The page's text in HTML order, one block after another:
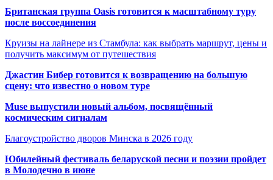
Британская группа Oasis готовится к масштабному туру
после воссоединения
Круизы на лайнере из Стамбула: как выбрать маршрут, цены и
получить максимум от путешествия
Джастин Бибер готовится к возвращению на большую
сцену: что известно о новом туре
Muse выпустили новый альбом, посвящённый
космическим сигналам
Благоустройство дворов Минска в 2026 году
Юбилейный фестиваль беларуской песни и поэзии пройдет
в Молодечно в июне